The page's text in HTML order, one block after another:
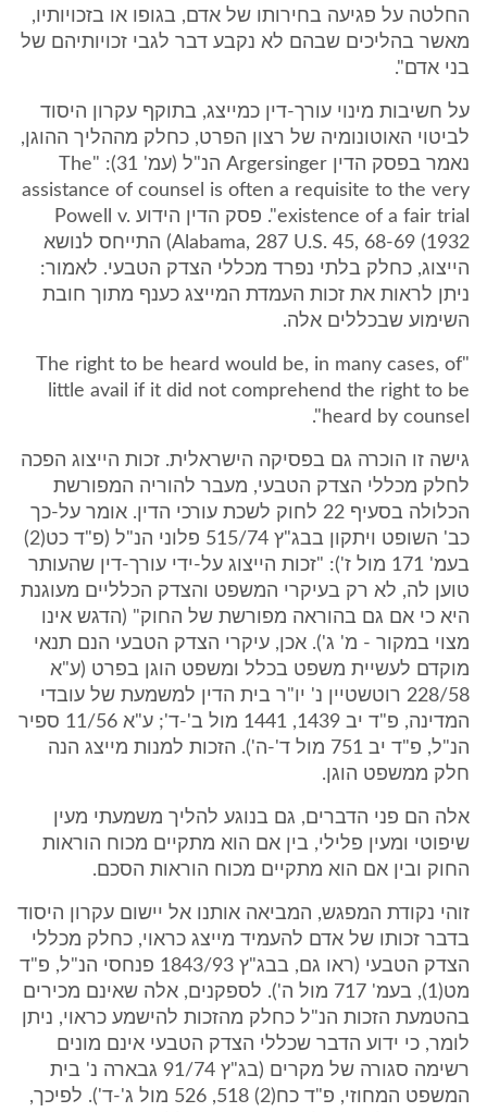
החלטה על פגיעה בחירותו של אדם, בגופו או בזכויותיו,
מאשר בהליכים שבהם לא נקבע דבר לגבי זכויותיהם של
בני אדם".
על חשיבות מינוי עורך-דין כמייצג, בתוקף עקרון היסוד
לביטוי האוטונומיה של רצון הפרט, כחלק מההליך ההוגן,
נאמר בפסק הדין Argersinger הנ"ל (עמ' 31): "The
assistance of counsel is often a requisite to the very
existence of a fair trial". פסק הדין הידוע Powell v.
Alabama, 287 U.S. 45, 68-69 (1932) התייחס לנושא
הייצוג, כחלק בלתי נפרד מכללי הצדק הטבעי. לאמור:
ניתן לראות את זכות העמדת המייצג כענף מתוך חובת
השימוע שבכללים אלה.
"The right to be heard would be, in many cases, of
little avail if it did not comprehend the right to be
heard by counsel".
גישה זו הוכרה גם בפסיקה הישראלית. זכות הייצוג הפכה
לחלק מכללי הצדק הטבעי, מעבר להוריה המפורשת
הכלולה בסעיף 22 לחוק לשכת עורכי הדין. אומר על-כך
כב' השופט ויתקון בבג"ץ 515/74 פלוני הנ"ל (פ"ד כט(2)
בעמ' 171 מול ז'): "זכות הייצוג על-ידי עורך-דין שהעותר
טוען לה, לא רק בעיקרי המשפט והצדק הכלליים מעוגנת
היא כי אם גם בהוראה מפורשת של החוק" (הדגש אינו
מצוי במקור - מ' ג'). אכן, עיקרי הצדק הטבעי הנם תנאי
מוקדם לעשיית משפט בכלל ומשפט הוגן בפרט (ע"א
228/58 רוטשטיין נ' יו"ר בית הדין למשמעת של עובדי
המדינה, פ"ד יב 1439, 1441 מול ב'-ד'; ע"א 11/56 ספיר
הנ"ל, פ"ד יב 751 מול ד'-ה'). הזכות למנות מייצג הנה
חלק ממשפט הוגן.
אלה הם פני הדברים, גם בנוגע להליך משמעתי מעין
שיפוטי ומעין פלילי, בין אם הוא מתקיים מכוח הוראות
החוק ובין אם הוא מתקיים מכוח הוראות הסכם.
זוהי נקודת המפגש, המביאה אותנו אל יישום עקרון היסוד
בדבר זכותו של אדם להעמיד מייצג כראוי, כחלק מכללי
הצדק הטבעי (ראו גם, בבג"ץ 1843/93 פנחסי הנ"ל, פ"ד
מט(1), בעמ' 717 מול ה'). לספקנים, אלה שאינם מכירים
בהטמעת הזכות הנ"ל כחלק מהזכות להישמע כראוי, ניתן
לומר, כי ידוע הדבר שכללי הצדק הטבעי אינם מונים
רשימה סגורה של מקרים (בג"ץ 91/74 גבארה נ' בית
המשפט המחוזי, פ"ד כח(2) 518, 526 מול ג'-ד'). לפיכך,